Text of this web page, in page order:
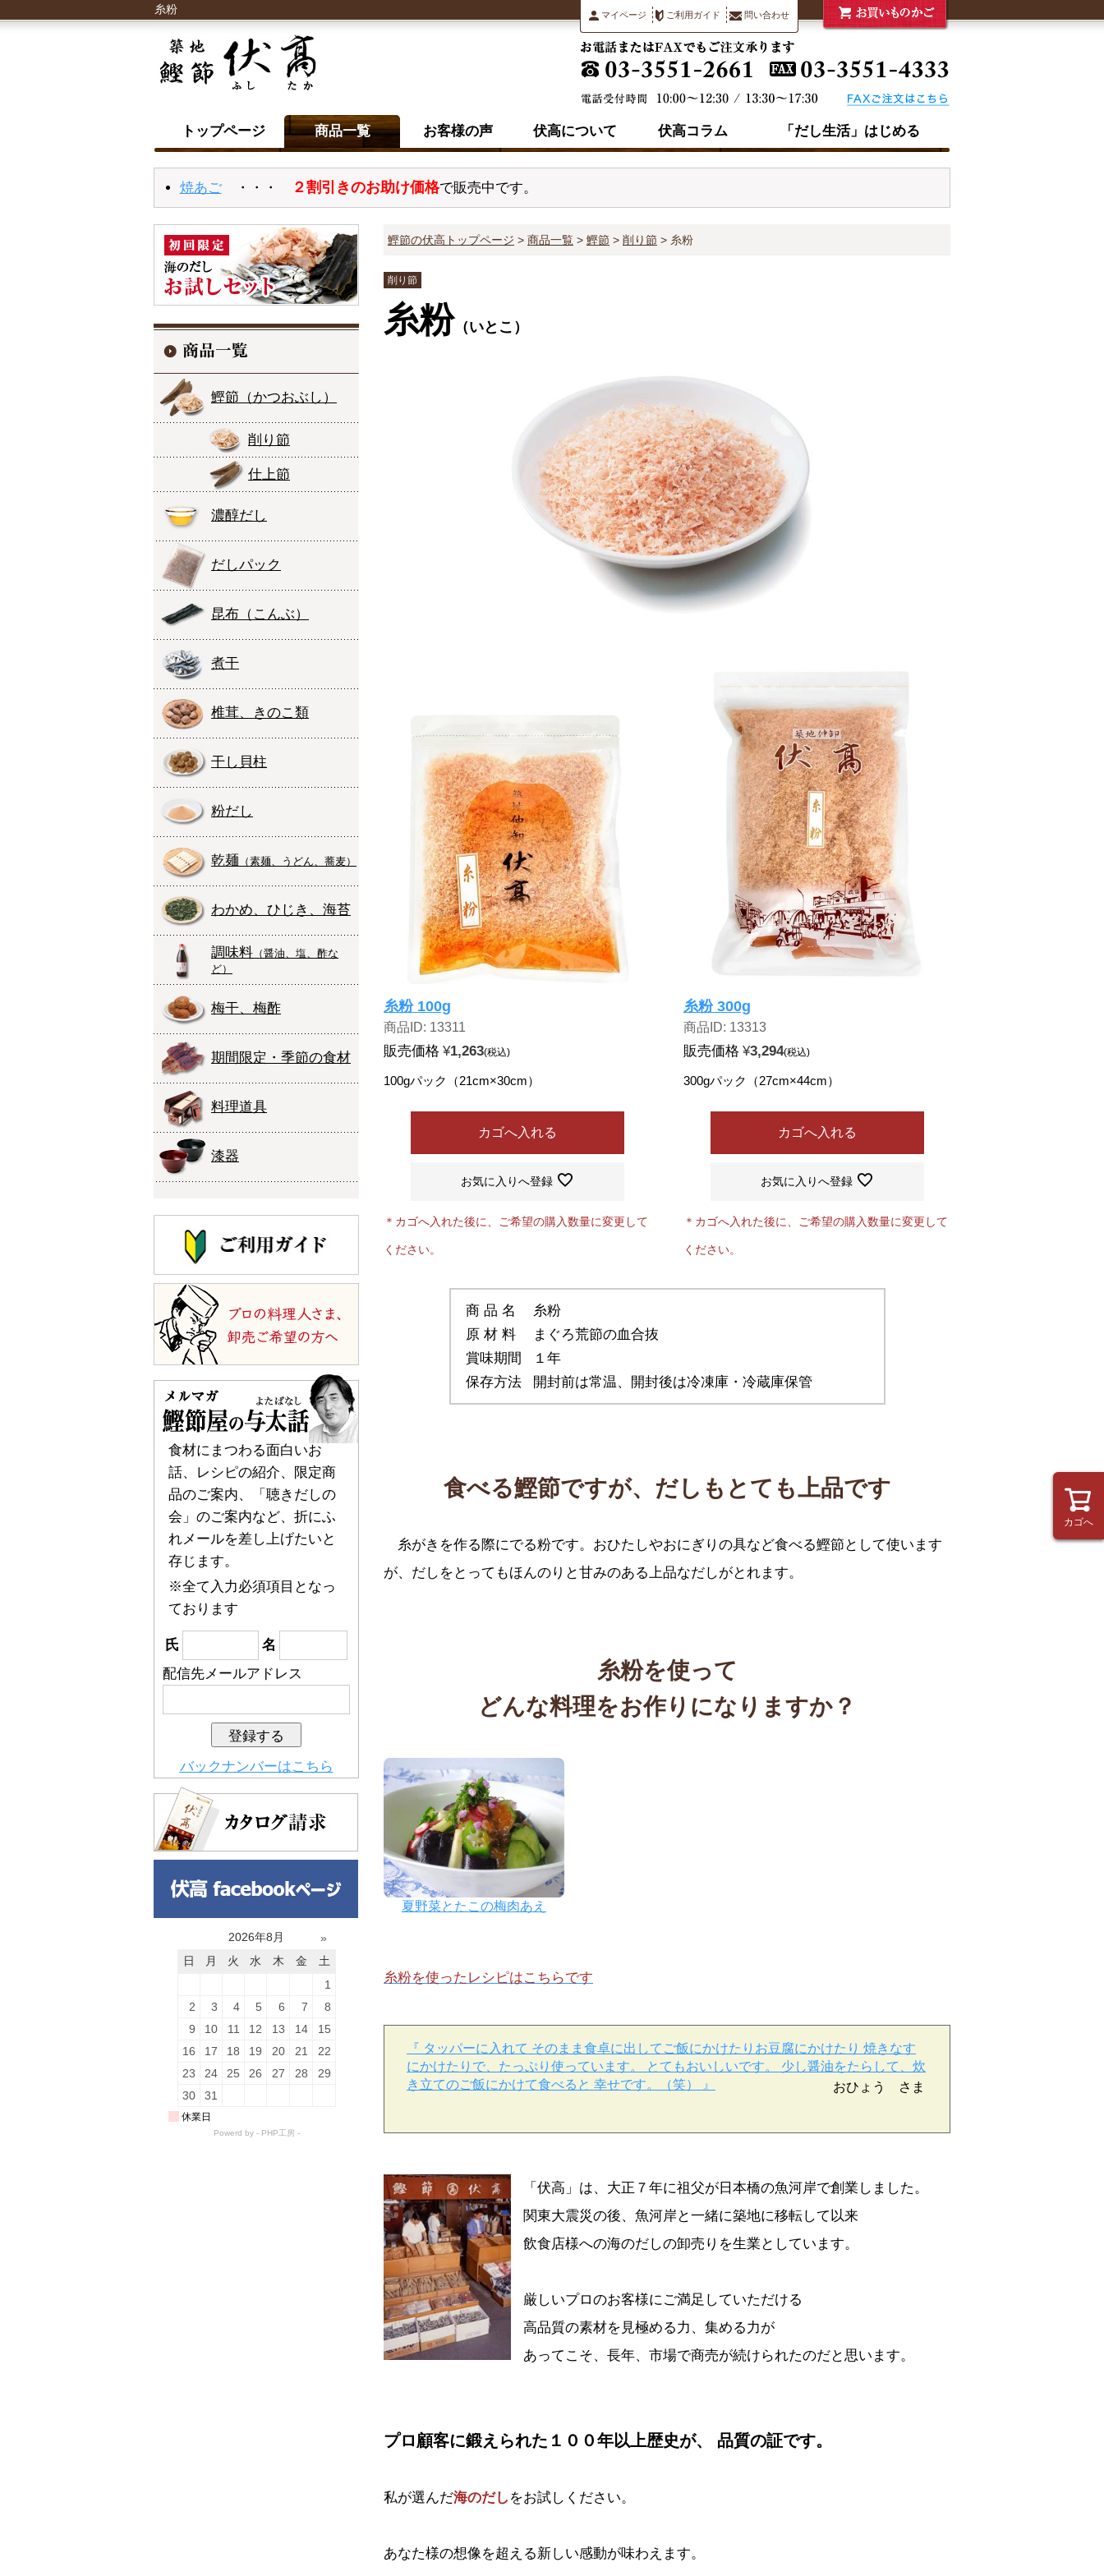
糸粉 マイページ ご利用ガイド 問い合わせ
トップページ 商品一覧 お客様の声 伏高について 伏高コラム 「だし生活」はじめる
焼あご・・・ ２割引きのお助け価格で販売中です。
鰹節の伏高トップページ 商品一覧 鰹節 削り節 糸粉
削り節
糸粉 （いとこ）
糸粉 100g
商品ID: 13311
販売価格 ¥1,263 税込
100gパック（21cm×30cm）
カゴへ入れる
お気に入りへ登録
＊カゴへ入れた後に、ご希望の購入数量に変更して
ください。
糸粉 300g
商品ID: 13313
販売価格 ¥3,294 税込
300gパック（27cm×44cm）
カゴへ入れる
お気に入りへ登録
＊カゴへ入れた後に、ご希望の購入数量に変更して
ください。
商 品 名
糸粉
原 材 料
まぐろ荒節の血合抜
賞味期間
１年
保存方法
開封前は常温、開封後は冷凍庫・冷蔵庫保管
食べる鰹節ですが、だしもとても上品です
糸がきを作る際にでる粉です。おひたしやおにぎりの具など食べる鰹節として使います
が、だしをとってもほんのりと甘みのある上品なだしがとれます。
糸粉を使って
どんな料理をお作りになりますか？
夏野菜とたこの梅肉あえ
糸粉を使ったレシピはこちらです
『 タッパーに入れて そのまま食卓に出してご飯にかけたりお豆腐にかけたり 焼きなす
にかけたりで、たっぷり使っています。 とてもおいしいです。 少し醤油をたらして、炊
き立てのご飯にかけて食べると 幸せです。（笑） 』
おひょう さま
「伏高」は、大正７年に祖父が日本橋の魚河岸で創業しました。
関東大震災の後、魚河岸と一緒に築地に移転して以来
飲食店様への海のだしの卸売りを生業としています。
厳しいプロのお客様にご満足していただける
高品質の素材を見極める力、集める力が
あってこそ、長年、市場で商売が続けられたのだと思います。
プロ顧客に鍛えられた１００年以上歴史が、 品質の証です。
私が選んだ海のだし をお試しください。
あなた様の想像を超える新しい感動が味わえます。
鰹節 （かつおぶし）
削り節
仕上節
濃醇だし
だしパック
昆布 （こんぶ）
煮干
椎茸、きのこ類
干し貝柱
粉だし
乾麺 （素麺、うどん、蕎麦）
わかめ、ひじき、海苔
調味料 （醤油、塩、酢な
ど）
梅干、梅酢
期間限定・季節の食材
料理道具
漆器
食材にまつわる面白いお
話、レシピの紹介、限定商
品のご案内、「聴きだしの
会」のご案内など、折にふ
れメールを差し上げたいと
存じます。
※全て入力必須項目となっ
ております
氏
名
配信先メールアドレス
バックナンバーはこちら
カゴへ